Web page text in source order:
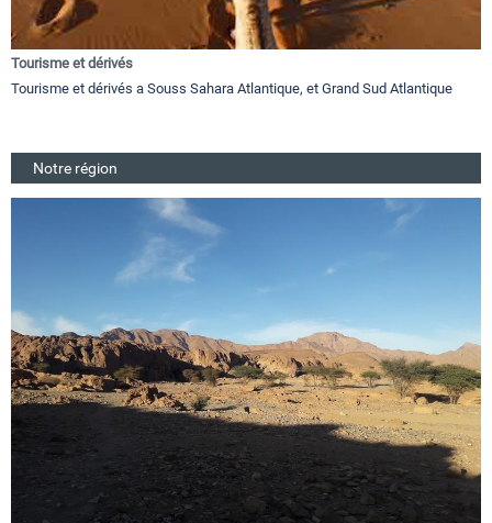
Tourisme et dérivés
Tourisme et dérivés a Souss Sahara Atlantique, et Grand Sud Atlantique
Notre région